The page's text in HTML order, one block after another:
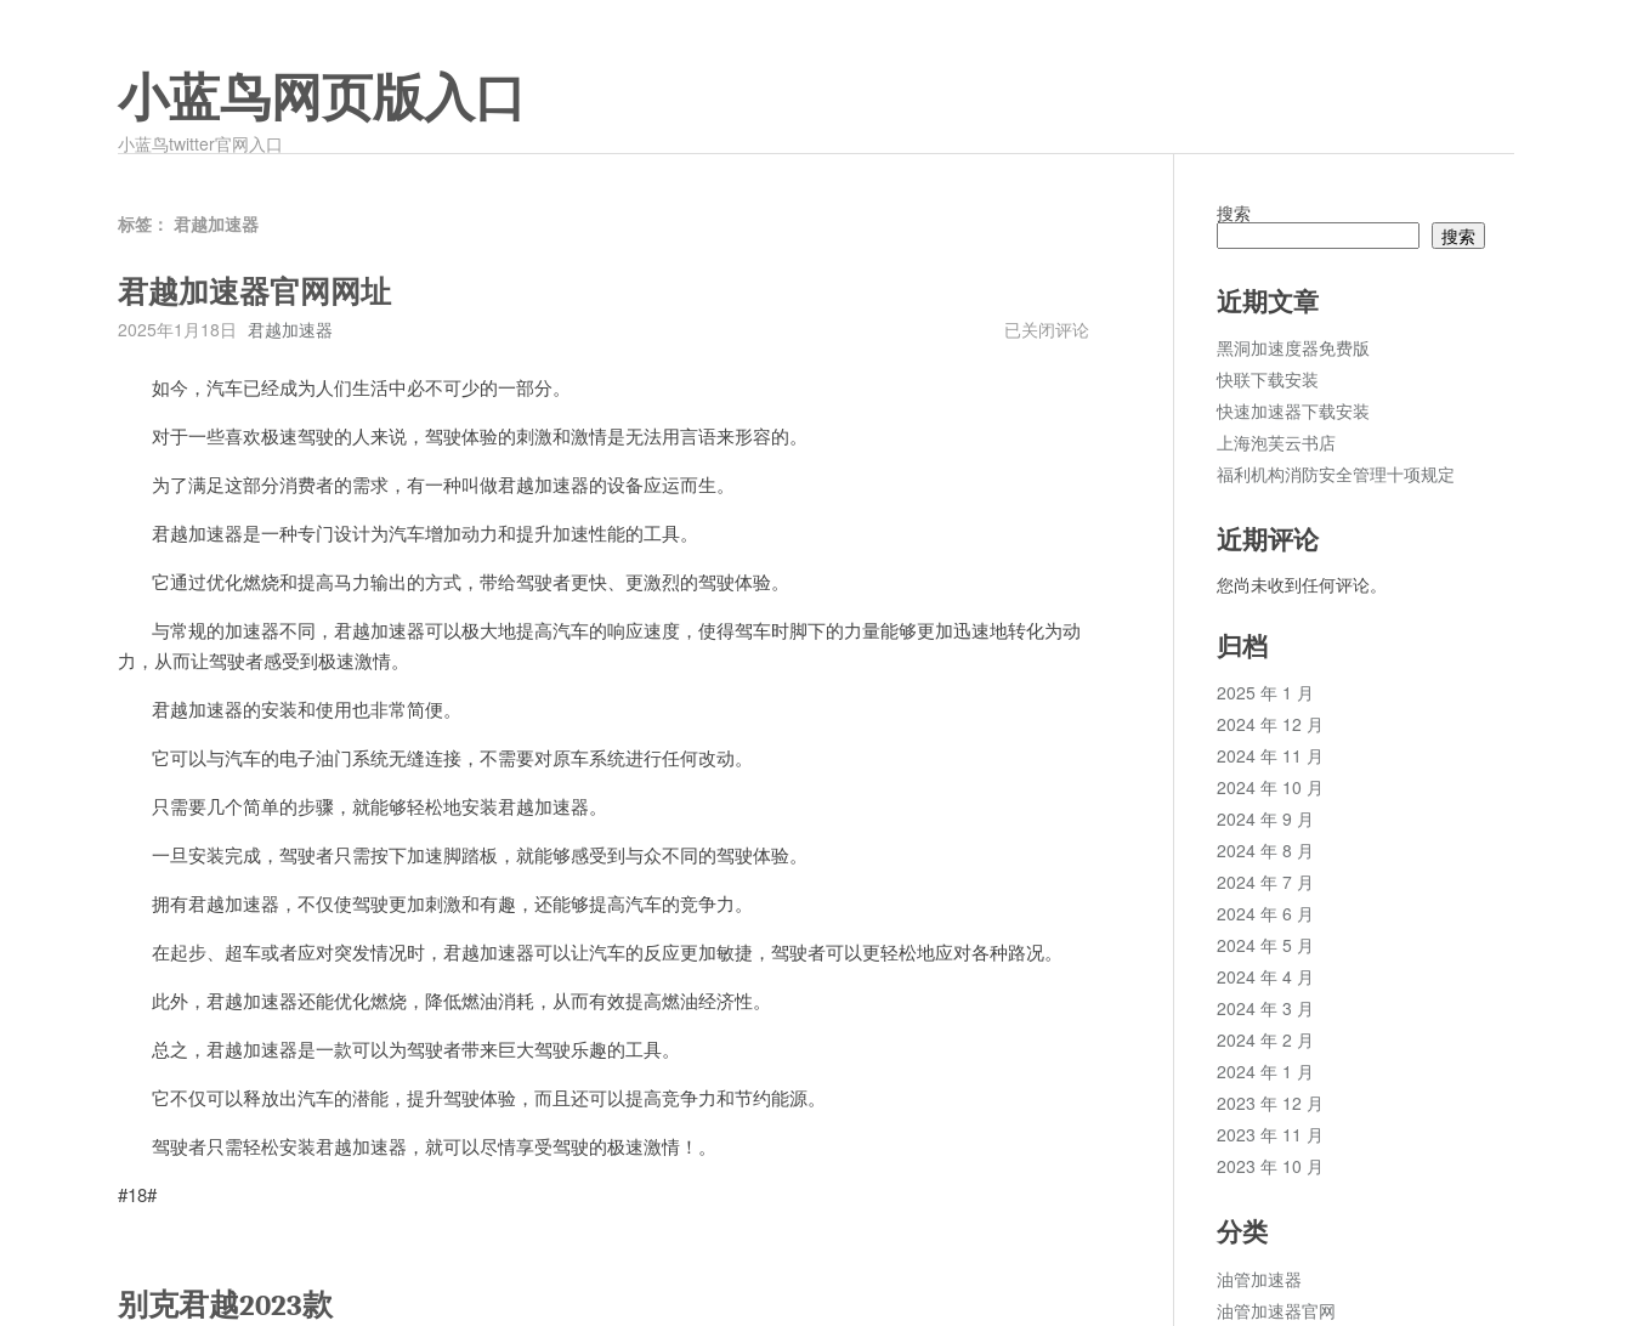
小蓝鸟网页版入口
小蓝鸟twitter官网入口
标签： 君越加速器
君越加速器官网网址
2025年1月18日 君越加速器
君
越
已关闭评论
如今，汽车已经成为人们生活中必不可少的一部分。
对于一些喜欢极速驾驶的人来说，驾驶体验的刺激和激情是无法用言语来形容的。
为了满足这部分消费者的需求，有一种叫做君越加速器的设备应运而生。
君越加速器是一种专门设计为汽车增加动力和提升加速性能的工具。
它通过优化燃烧和提高马力输出的方式，带给驾驶者更快、更激烈的驾驶体验。
与常规的加速器不同，君越加速器可以极大地提高汽车的响应速度，使得驾车时脚下的力量能够更加迅速地转化为动
力，从而让驾驶者感受到极速激情。
君越加速器的安装和使用也非常简便。
它可以与汽车的电子油门系统无缝连接，不需要对原车系统进行任何改动。
只需要几个简单的步骤，就能够轻松地安装君越加速器。
一旦安装完成，驾驶者只需按下加速脚踏板，就能够感受到与众不同的驾驶体验。
拥有君越加速器，不仅使驾驶更加刺激和有趣，还能够提高汽车的竞争力。
在起步、超车或者应对突发情况时，君越加速器可以让汽车的反应更加敏捷，驾驶者可以更轻松地应对各种路况。
此外，君越加速器还能优化燃烧，降低燃油消耗，从而有效提高燃油经济性。
总之，君越加速器是一款可以为驾驶者带来巨大驾驶乐趣的工具。
它不仅可以释放出汽车的潜能，提升驾驶体验，而且还可以提高竞争力和节约能源。
驾驶者只需轻松安装君越加速器，就可以尽情享受驾驶的极速激情！。
#18#
别克君越2023款
搜索
搜索
近期文章
黑洞加速度器免费版
快联下载安装
快速加速器下载安装
上海泡芙云书店
福利机构消防安全管理十项规定
近期评论
您尚未收到任何评论。
归档
2025 年 1 月
2024 年 12 月
2024 年 11 月
2024 年 10 月
2024 年 9 月
2024 年 8 月
2024 年 7 月
2024 年 6 月
2024 年 5 月
2024 年 4 月
2024 年 3 月
2024 年 2 月
2024 年 1 月
2023 年 12 月
2023 年 11 月
2023 年 10 月
分类
油管加速器
油管加速器官网